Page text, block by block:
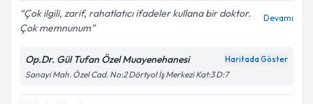
Çok ilgili, zarif, rahatlatıcı ifadeler kullana bir doktor.
Çok memnunum
Devamı
Op.Dr. Gül Tufan Özel Muayenehanesi Haritada Göster
Sanayi Mah. Özel Cad. No:2 Dörtyol İş Merkezi Kat:3 D:7